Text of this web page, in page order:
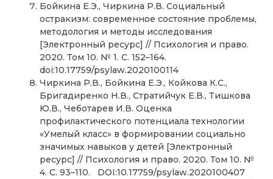
Бойкина Е.Э., Чиркина Р.В. Социальный
остракизм: современное состояние проблемы,
методология и методы исследования
[Электронный ресурс] // Психология и право.
2020. Том 10. № 1. С. 152–164.
doi:10.17759/psylaw.2020100114
Чиркина Р.В., Бойкина Е.Э., Койкова К.С.,
Бригадиренко Н.В., Стратийчук Е.В., Тишкова
Ю.В., Чеботарев И.В. Оценка
профилактического потенциала технологии
«Умелый класс» в формировании социально
значимых навыков у детей [Электронный
ресурс] // Психология и право. 2020. Том 10. №
4. С. 93–110. DOI:10.17759/psylaw.2020100407